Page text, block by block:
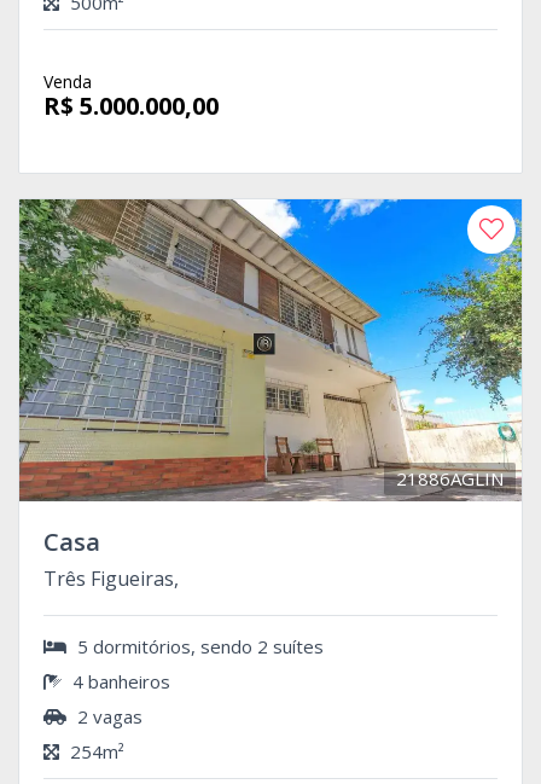
Venda
R$ 5.000.000,00
21886AGLIN
Casa
Três Figueiras,
5 dormitórios, sendo 2 suítes
4 banheiros
2 vagas
254m²